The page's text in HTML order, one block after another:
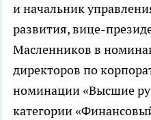
и начальник
развития, вице-
Масленников в
директоров по
номинации «Высшие
категории